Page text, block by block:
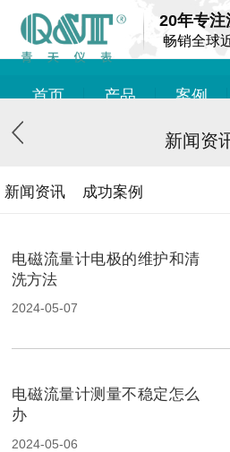
20年专注
畅销全球
首页 产品 案例
新闻资
新闻资讯 成功案例
电磁流量计电极的维护和清
洗方法
2024-05-07
电磁流量计测量不稳定怎么
办
2024-05-06